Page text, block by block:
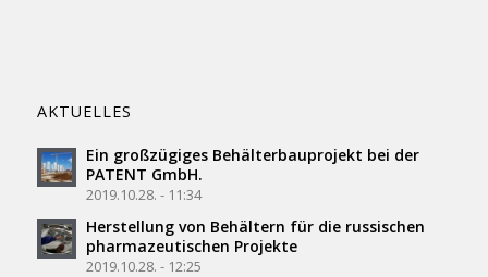
AKTUELLES
Ein großzügiges Behälterbauprojekt bei der
PATENT GmbH.
2019.10.28. - 11:34
Herstellung von Behältern für die russischen
pharmazeutischen Projekte
2019.10.28. - 12:25